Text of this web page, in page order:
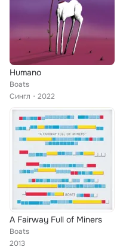
Humano
Boats
Сингл
2022
A Fairway Full of Miners
Boats
2013